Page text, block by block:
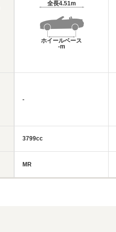
全長4.51m
ホイールベース
-m
-
3799cc
MR